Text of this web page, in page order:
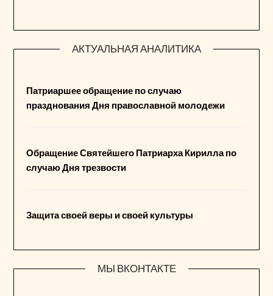
АКТУАЛЬНАЯ АНАЛИТИКА
Патриаршее обращение по случаю
празднования Дня православной молодежи
Обращение Святейшего Патриарха Кирилла по
случаю Дня трезвости
Защита своей веры и своей культуры
МЫ ВКОНТАКТЕ